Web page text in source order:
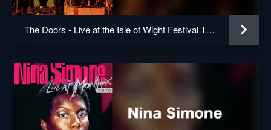
The Doors - Live at the Isle of Wight Festival 1970